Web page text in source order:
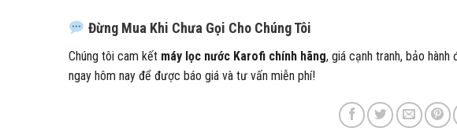
Đừng Mua Khi Chưa Gọi Cho Chúng Tôi
Chúng tôi cam kết máy lọc nước Karofi chính hãng, giá cạnh tranh, bảo
ngay hôm nay để được báo giá và tư vấn miễn phí!